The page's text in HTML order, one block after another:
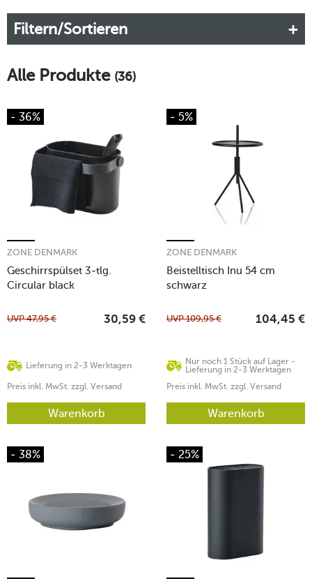
Filtern/Sortieren
Alle Produkte (36)
- 36%
Geschirrspülset 3-tlg.
Circular black
ZONE DENMARK
Lieferung in 2-3 Werktagen
UVP47,95 € 30,59 €
Preis inkl. MwSt. zzgl. Versand
Warenkorb
- 5%
Beistelltisch Inu 54 cm
schwarz
ZONE DENMARK
Nur noch 1 Stück auf Lager -
Lieferung in 2-3 Werktagen
UVP109,95 € 104,45 €
Preis inkl. MwSt. zzgl. Versand
Warenkorb
- 38% - 25%